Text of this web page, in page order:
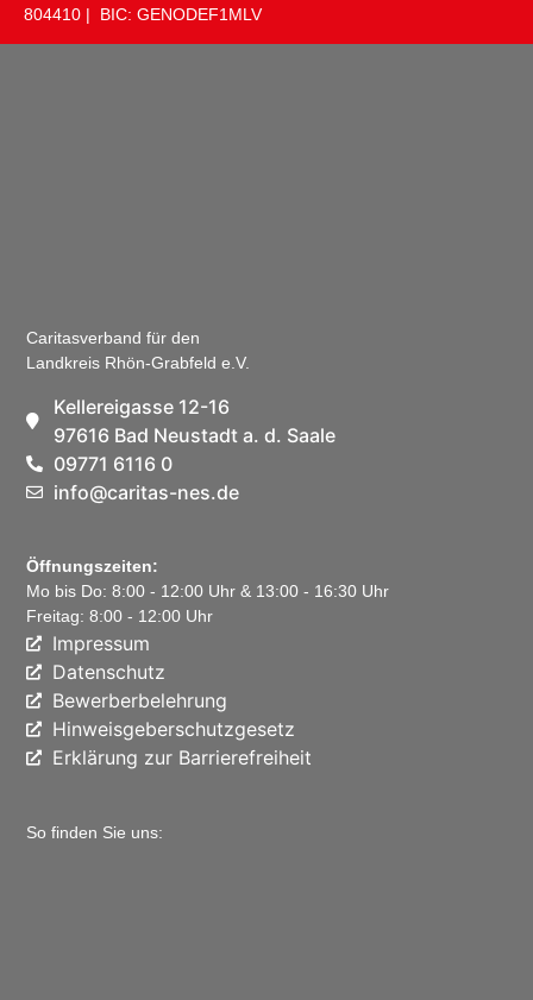
804410 | BIC: GENODEF1MLV
Caritasverband für den
Landkreis Rhön-Grabfeld e.V.
Kellereigasse 12-16
97616 Bad Neustadt a. d. Saale
09771 6116 0
info@caritas-nes.de
Öffnungszeiten:
Mo bis Do: 8:00 - 12:00 Uhr & 13:00 - 16:30 Uhr
Freitag: 8:00 - 12:00 Uhr
Impressum
Datenschutz
Bewerberbelehrung
Hinweisgeberschutzgesetz
Erklärung zur Barrierefreiheit
So finden Sie uns: